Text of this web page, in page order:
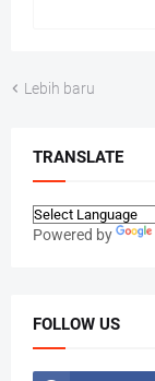
Lebih baru
TRANSLATE
Powered by
FOLLOW US